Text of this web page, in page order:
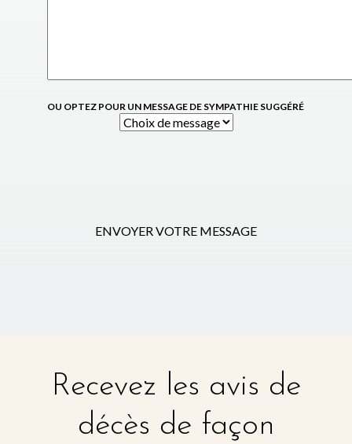
OU OPTEZ POUR UN MESSAGE DE SYMPATHIE SUGGÉRÉ
ENVOYER VOTRE MESSAGE
Recevez les avis de
décès de façon